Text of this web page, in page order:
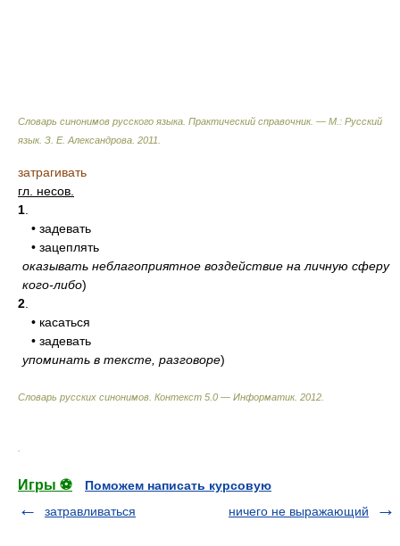
Словарь синонимов русского языка. Практический справочник. — М.: Русский
язык. З. Е. Александрова 2011
затрагивать
гл. несов.
1
• задевать
• зацеплять
оказывать неблагоприятное воздействие на личную сферу
кого-либо)
2
• касаться
• задевать
упоминать в тексте, разговоре)
Словарь русских синонимов. Контекст 5.0 — Информатик. 2012
Игры ⚽
Поможем написать курсовую
затравливаться
ничего не выражающий